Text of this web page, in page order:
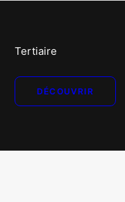
Tertiaire
DÉCOUVRIR